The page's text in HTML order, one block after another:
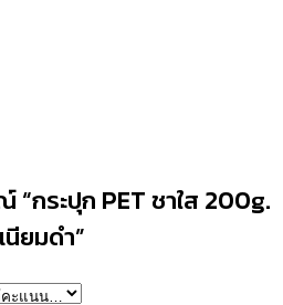
“กระปุก PET ชาใส 200g.
ยมดำ”